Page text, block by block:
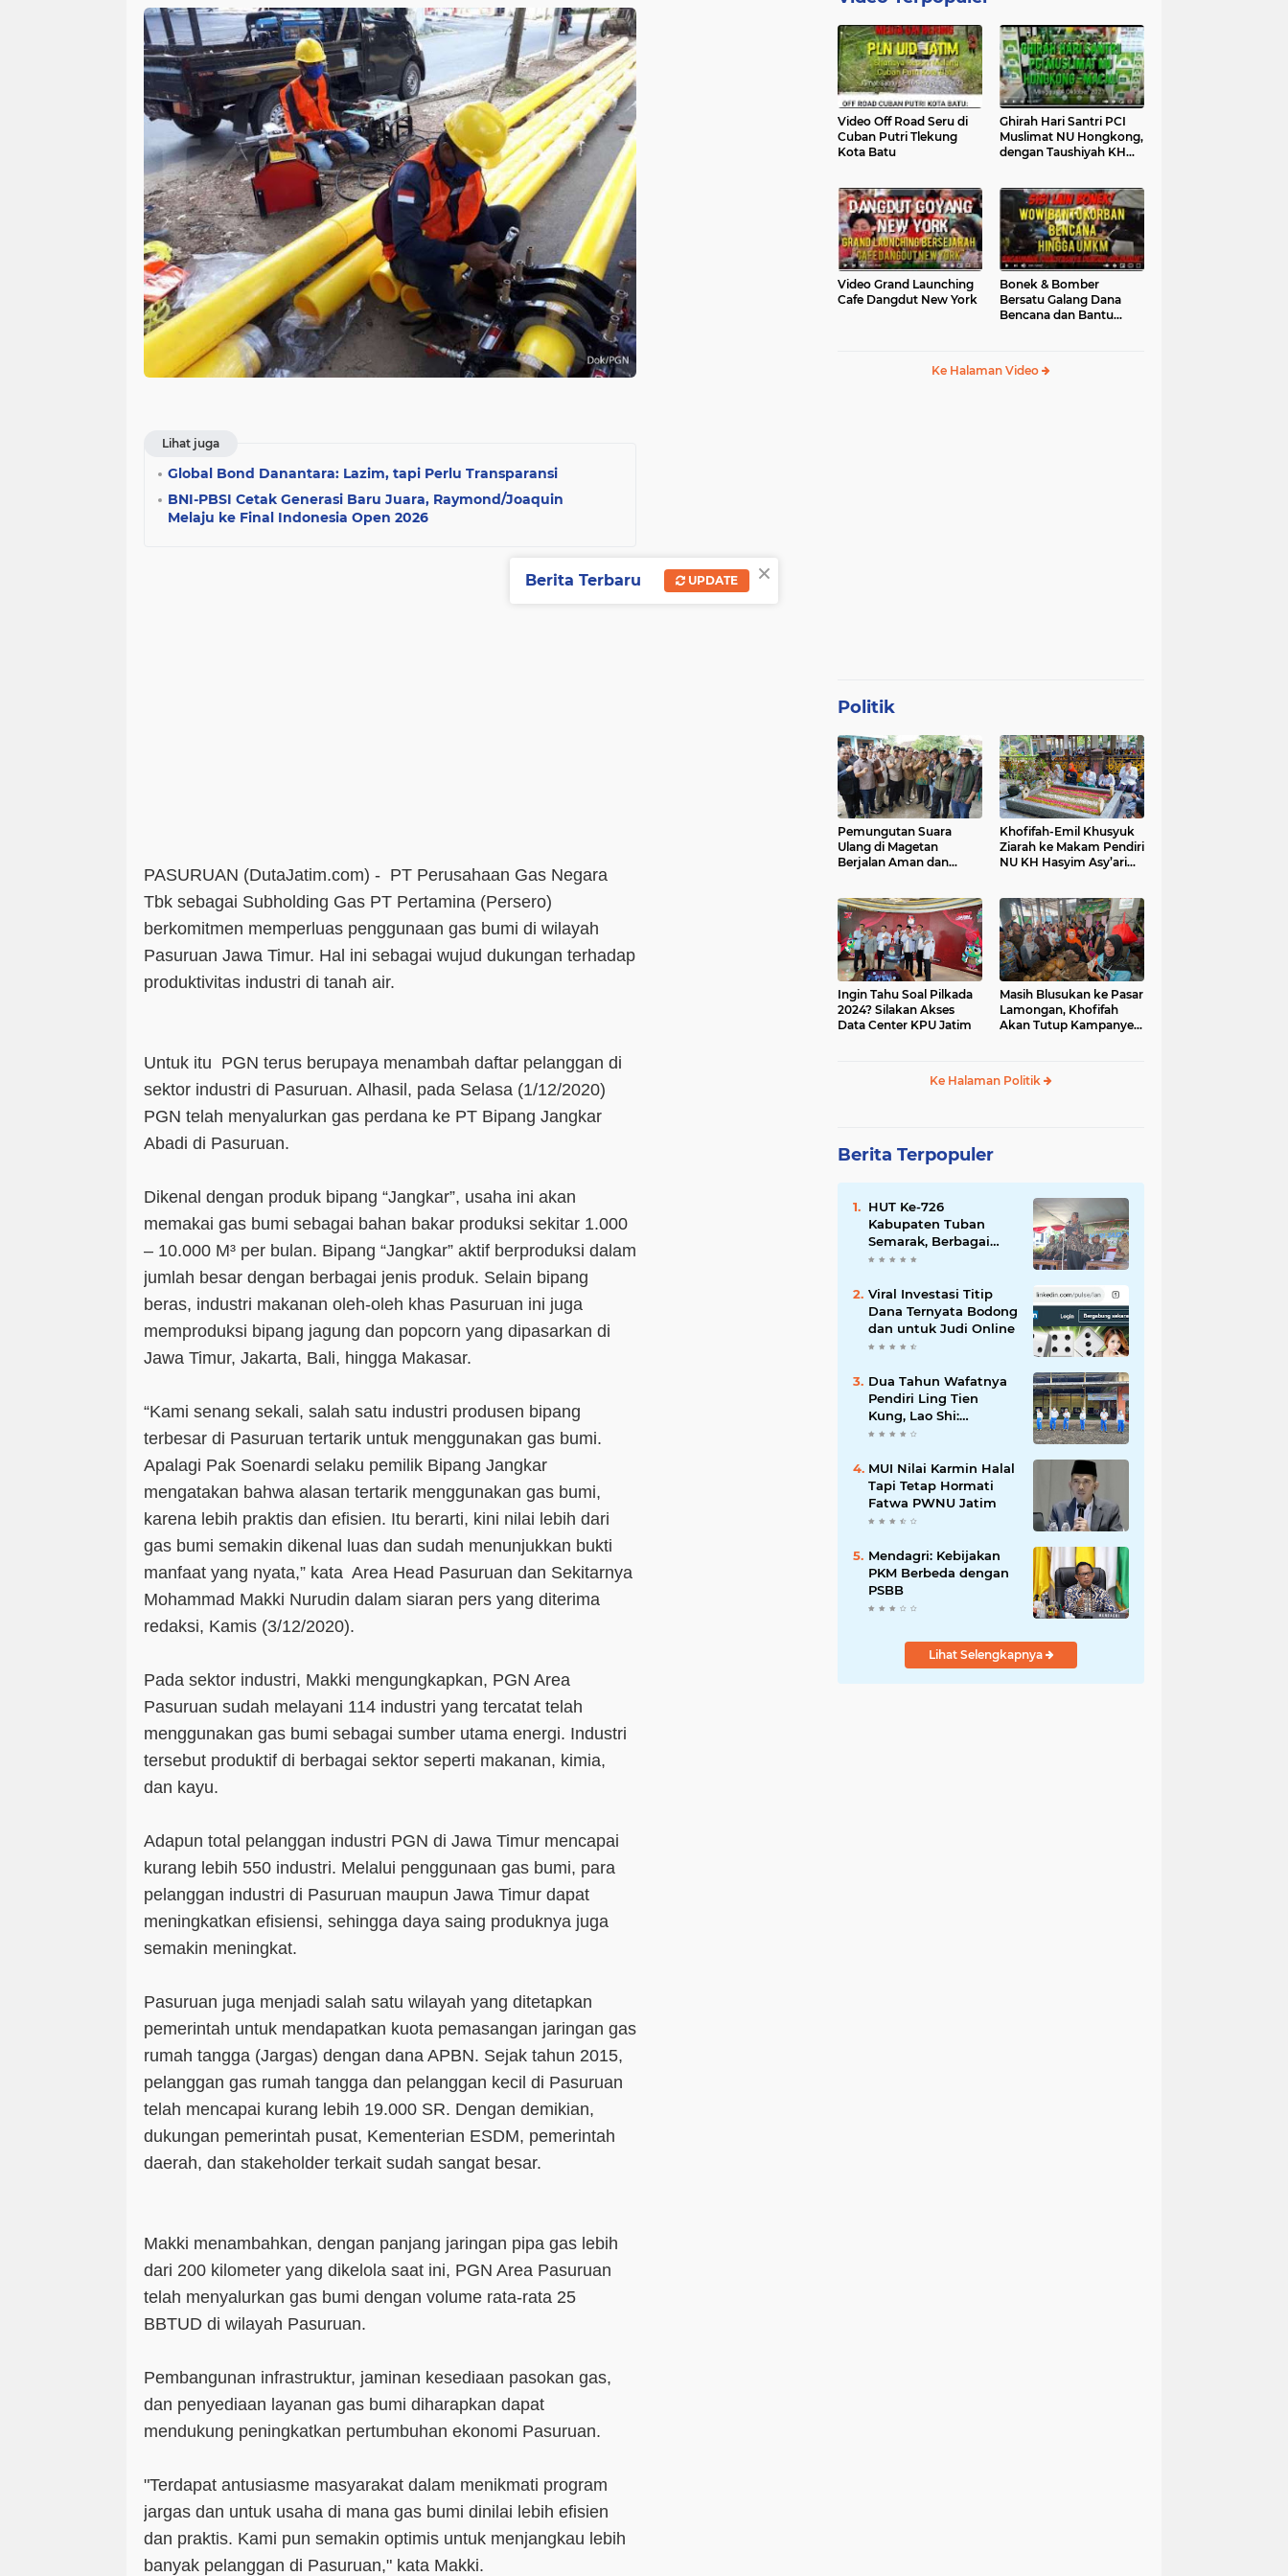
Lihat juga
Global Bond Danantara: Lazim, tapi Perlu Transparansi
BNI-PBSI Cetak Generasi Baru Juara, Raymond/Joaquin
Melaju ke Final Indonesia Open 2026
PASURUAN (DutaJatim.com) - PT Perusahaan Gas Negara
Tbk sebagai Subholding Gas PT Pertamina (Persero)
berkomitmen memperluas penggunaan gas bumi di wilayah
Pasuruan Jawa Timur. Hal ini sebagai wujud dukungan terhadap
produktivitas industri di tanah air.
Untuk itu PGN terus berupaya menambah daftar pelanggan di
sektor industri di Pasuruan. Alhasil, pada Selasa (1/12/2020)
PGN telah menyalurkan gas perdana ke PT Bipang Jangkar
Abadi di Pasuruan.
Dikenal dengan produk bipang “Jangkar”, usaha ini akan
memakai gas bumi sebagai bahan bakar produksi sekitar 1.000
– 10.000 M³ per bulan. Bipang “Jangkar” aktif berproduksi dalam
jumlah besar dengan berbagai jenis produk. Selain bipang
beras, industri makanan oleh-oleh khas Pasuruan ini juga
memproduksi bipang jagung dan popcorn yang dipasarkan di
Jawa Timur, Jakarta, Bali, hingga Makasar.
“Kami senang sekali, salah satu industri produsen bipang
terbesar di Pasuruan tertarik untuk menggunakan gas bumi.
Apalagi Pak Soenardi selaku pemilik Bipang Jangkar
mengatakan bahwa alasan tertarik menggunakan gas bumi,
karena lebih praktis dan efisien. Itu berarti, kini nilai lebih dari
gas bumi semakin dikenal luas dan sudah menunjukkan bukti
manfaat yang nyata,” kata Area Head Pasuruan dan Sekitarnya
Mohammad Makki Nurudin dalam siaran pers yang diterima
redaksi, Kamis (3/12/2020).
Pada sektor industri, Makki mengungkapkan, PGN Area
Pasuruan sudah melayani 114 industri yang tercatat telah
menggunakan gas bumi sebagai sumber utama energi. Industri
tersebut produktif di berbagai sektor seperti makanan, kimia,
dan kayu.
Adapun total pelanggan industri PGN di Jawa Timur mencapai
kurang lebih 550 industri. Melalui penggunaan gas bumi, para
pelanggan industri di Pasuruan maupun Jawa Timur dapat
meningkatkan efisiensi, sehingga daya saing produknya juga
semakin meningkat.
Pasuruan juga menjadi salah satu wilayah yang ditetapkan
pemerintah untuk mendapatkan kuota pemasangan jaringan gas
rumah tangga (Jargas) dengan dana APBN. Sejak tahun 2015,
pelanggan gas rumah tangga dan pelanggan kecil di Pasuruan
telah mencapai kurang lebih 19.000 SR. Dengan demikian,
dukungan pemerintah pusat, Kementerian ESDM, pemerintah
daerah, dan stakeholder terkait sudah sangat besar.
Makki menambahkan, dengan panjang jaringan pipa gas lebih
dari 200 kilometer yang dikelola saat ini, PGN Area Pasuruan
telah menyalurkan gas bumi dengan volume rata-rata 25
BBTUD di wilayah Pasuruan.
Pembangunan infrastruktur, jaminan kesediaan pasokan gas,
dan penyediaan layanan gas bumi diharapkan dapat
mendukung peningkatkan pertumbuhan ekonomi Pasuruan.
"Terdapat antusiasme masyarakat dalam menikmati program
jargas dan untuk usaha di mana gas bumi dinilai lebih efisien
dan praktis. Kami pun semakin optimis untuk menjangkau lebih
banyak pelanggan di Pasuruan," kata Makki.
Video Off Road Seru di
Cuban Putri Tlekung
Kota Batu
Ghirah Hari Santri PCI
Muslimat NU Hongkong,
dengan Taushiyah KH
Video Grand Launching
Cafe Dangdut New York
Bonek & Bomber
Bersatu Galang Dana
Bencana dan Bantu
Ke Halaman Video
Politik
Pemungutan Suara
Ulang di Magetan
Berjalan Aman dan
Khofifah-Emil Khusyuk
Ziarah ke Makam Pendiri
NU KH Hasyim Asy’ari
Ingin Tahu Soal Pilkada
2024? Silakan Akses
Data Center KPU Jatim
Masih Blusukan ke Pasar
Lamongan, Khofifah
Akan Tutup Kampanye
Ke Halaman Politik
Berita Terpopuler
HUT Ke-726
Kabupaten Tuban
Semarak, Berbagai
Prestasinya Pun
Viral Investasi Titip
Dana Ternyata Bodong
dan untuk Judi Online
Dua Tahun Wafatnya
Pendiri Ling Tien
Kung, Lao Shi:
Amanah Harus Kita
MUI Nilai Karmin Halal
Tapi Tetap Hormati
Fatwa PWNU Jatim
Mendagri: Kebijakan
PKM Berbeda dengan
PSBB
Lihat Selengkapnya
×
Berita Terbaru UPDATE